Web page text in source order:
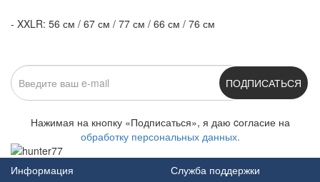
- XXLR: 56 см / 67 см / 77 см / 66 см / 76 см
ПОДПИСАТЬСЯ
Нажимая на кнопку «Подписаться», я даю cогласие на
обработку персональных данных.
Информация
Служба поддержки